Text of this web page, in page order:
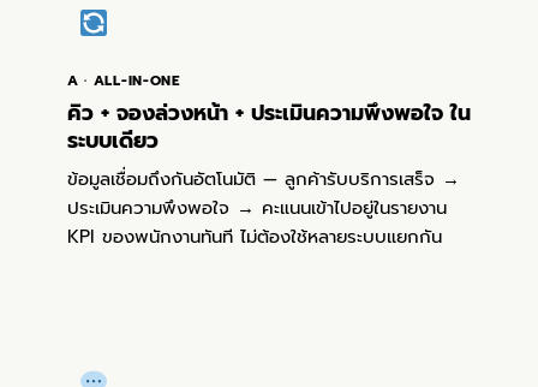
A · ALL-IN-ONE
คิว + จองล่วงหน้า + ประเมินความพึงพอใจ ใน
ระบบเดียว
ข้อมูลเชื่อมถึงกันอัตโนมัติ — ลูกค้ารับบริการเสร็จ →
ประเมินความพึงพอใจ → คะแนนเข้าไปอยู่ในรายงาน
KPI ของพนักงานทันที ไม่ต้องใช้หลายระบบแยกกัน